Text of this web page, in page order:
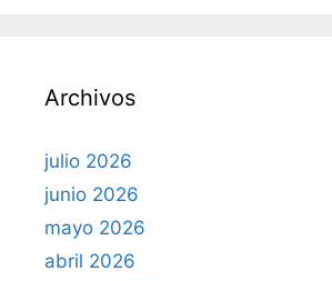
:Archivos
julio 2026
junio 2026
mayo 2026
abril 2026